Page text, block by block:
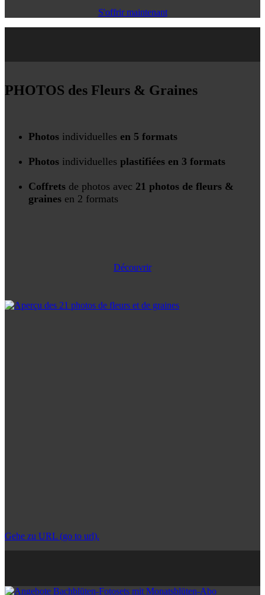
S'offrir maintenant
PHOTOS des Fleurs & Graines
Photos individuelles en 5 formats
Photos individuelles plastifiées en 3 formats
Coffrets de photos avec 21 photos de fleurs &
graines en 2 formats
Découvrir
Gehe zu URL (go to url).